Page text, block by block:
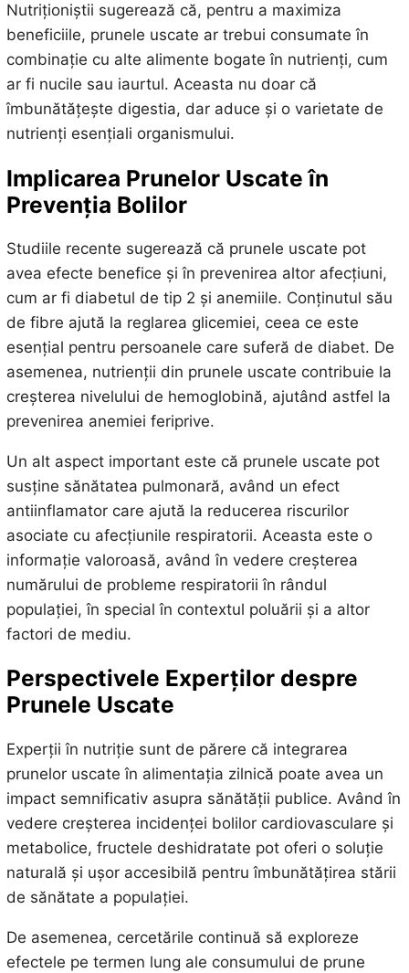
Nutriționiștii sugerează că, pentru a maximiza
beneficiile, prunele uscate ar trebui consumate în
combinație cu alte alimente bogate în nutrienți, cum
ar fi nucile sau iaurtul. Aceasta nu doar că
îmbunătățește digestia, dar aduce și o varietate de
nutrienți esențiali organismului.
Implicarea Prunelor Uscate în
Prevenția Bolilor
Studiile recente sugerează că prunele uscate pot
avea efecte benefice și în prevenirea altor afecțiuni,
cum ar fi diabetul de tip 2 și anemiile. Conținutul său
de fibre ajută la reglarea glicemiei, ceea ce este
esențial pentru persoanele care suferă de diabet. De
asemenea, nutrienții din prunele uscate contribuie la
creșterea nivelului de hemoglobină, ajutând astfel la
prevenirea anemiei feriprive.
Un alt aspect important este că prunele uscate pot
susține sănătatea pulmonară, având un efect
antiinflamator care ajută la reducerea riscurilor
asociate cu afecțiunile respiratorii. Aceasta este o
informație valoroasă, având în vedere creșterea
numărului de probleme respiratorii în rândul
populației, în special în contextul poluării și a altor
factori de mediu.
Perspectivele Experților despre
Prunele Uscate
Experții în nutriție sunt de părere că integrarea
prunelor uscate în alimentația zilnică poate avea un
impact semnificativ asupra sănătății publice. Având în
vedere creșterea incidenței bolilor cardiovasculare și
metabolice, fructele deshidratate pot oferi o soluție
naturală și ușor accesibilă pentru îmbunătățirea stării
de sănătate a populației.
De asemenea, cercetările continuă să exploreze
efectele pe termen lung ale consumului de prune